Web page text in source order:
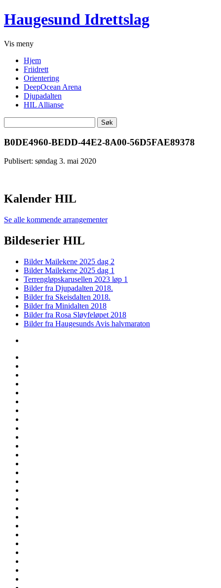
Haugesund Idrettslag
Vis meny
Hjem
Friidrett
Orientering
DeepOcean Arena
Djupadalten
HIL Allianse
etter:
B0DE4960-BEDD-44E2-8A00-56D5FAE89378
Publisert: søndag 3. mai 2020
Kalender HIL
Se alle kommende arrangementer
Bildeserier HIL
Bilder Mailekene 2025 dag 2
Bilder Mailekene 2025 dag 1
Terrengløpskarusellen 2023 løp 1
Bilder fra Djupadalten 2018.
Bilder fra Skeisdalten 2018.
Bilder fra Minidalten 2018
Bilder fra Rosa Sløyfeløpet 2018
Bilder fra Haugesunds Avis halvmaraton